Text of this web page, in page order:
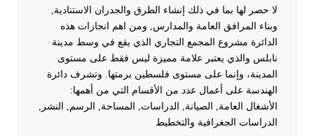
لا حصر لها بما في ذلك إنشاء الطرق والجدران الاستنادية,
وبناء المرافق العامة والمدارس, ومن اهم انجازات هذه
الدائرة مشروع المجمع التجاري الذي يقع في وسط مدينة
نابلس والذي يعتبر علامة مميزة ليس فقط على مستوى
المدينة، وإنما على مستوى فلسطين برمتها. وتشرف دائرة
الهندسة على أعمال عدد من الأقسام التي من أهمها:
الأشغال العامة, الصيانة, الدراسات, المساحة, الرسم, النشر,
الدراسات الجغرافية والتخطيط